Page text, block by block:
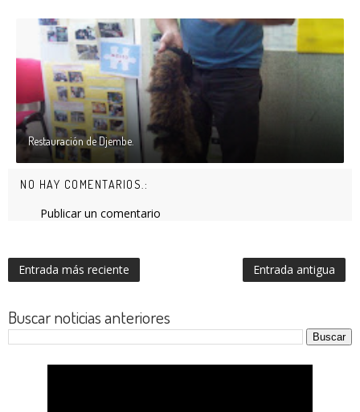
Restauración de Djembe.
NO HAY COMENTARIOS.:
Publicar un comentario
Entrada más reciente Entrada antigua
Buscar noticias anteriores